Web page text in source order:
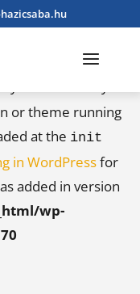
for the
caldera-
or theme running
at the init
in WordPressfor
added in version
wp-